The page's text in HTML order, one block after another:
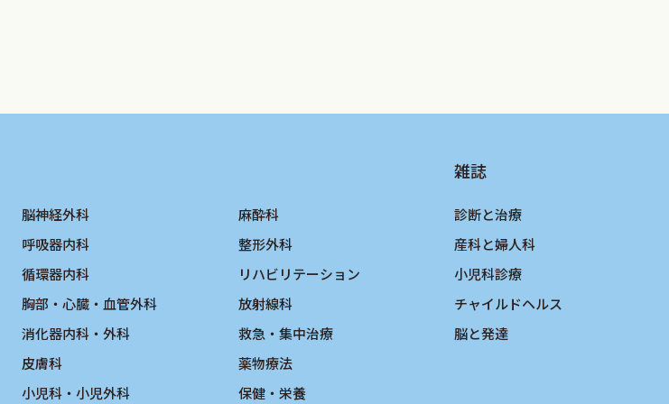
脳神経外科
呼吸器内科
循環器内科
胸部・心臓・血管外科
消化器内科・外科
皮膚科
小児科・小児外科
麻酔科
整形外科
リハビリテーション
放射線科
救急・集中治療
薬物療法
保健・栄養
雑誌
診断と治療
産科と婦人科
小児科診療
チャイルドヘルス
脳と発達